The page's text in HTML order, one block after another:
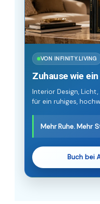
VON INFINITY.LIVING
Zuhause wie
Interior Design,
für ein ruhiges,
Mehr Ruhe. Mehr
Buch bei